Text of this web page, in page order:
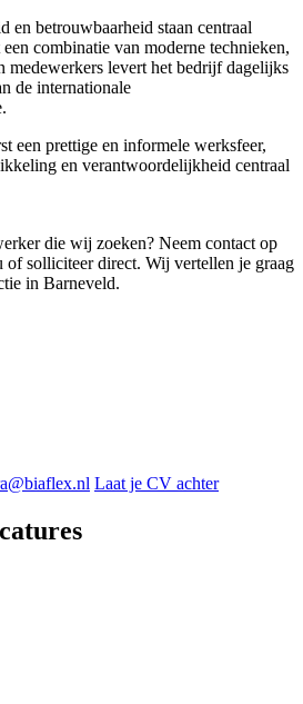
betrouwbaarheid staan centraal
combinatie van moderne technieken,
medewerkers levert het bedrijf dagelijks
de internationale
een prettige en informele werksfeer,
en verantwoordelijkheid centraal
die wij zoeken? Neem contact op
solliciteer direct. Wij vertellen je graag
in Barneveld.
Laat je CV achter